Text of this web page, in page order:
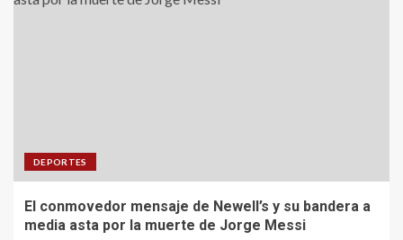
DEPORTES
El conmovedor mensaje de Newell’s y su bandera a
media asta por la muerte de Jorge Messi